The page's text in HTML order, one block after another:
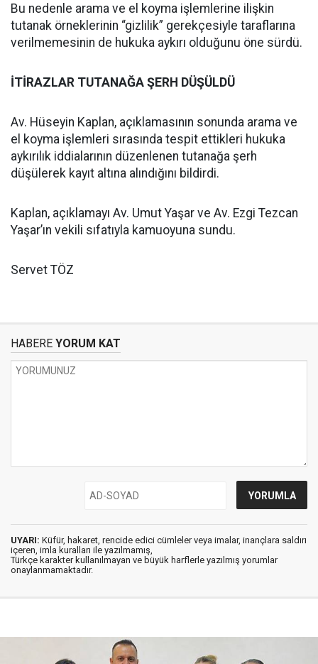
Bu nedenle arama ve el koyma işlemlerine ilişkin
tutanak örneklerinin “gizlilik” gerekçesiyle taraflarına
verilmemesinin de hukuka aykırı olduğunu öne sürdü.
İTİRAZLAR TUTANAĞA ŞERH DÜŞÜLDÜ
Av. Hüseyin Kaplan, açıklamasının sonunda arama ve
el koyma işlemleri sırasında tespit ettikleri hukuka
aykırılık iddialarının düzenlenen tutanağa şerh
düşülerek kayıt altına alındığını bildirdi.
Kaplan, açıklamayı Av. Umut Yaşar ve Av. Ezgi Tezcan
Yaşar’ın vekili sıfatıyla kamuoyuna sundu.
Servet TÖZ
HABERE YORUM KAT
UYARI: Küfür, hakaret, rencide edici cümleler veya imalar, inançlara saldırı
içeren, imla kuralları ile yazılmamış,
Türkçe karakter kullanılmayan ve büyük harflerle yazılmış yorumlar
onaylanmamaktadır.